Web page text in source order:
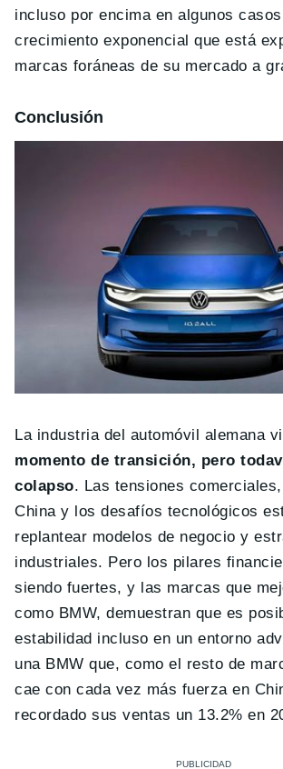
incluso por encima en algunos
crecimiento exponencial que está
marcas foráneas de su mercado a
Conclusión
La industria del automóvil alemana
momento de transición, pero
colapso. Las tensiones
China y los desafíos tecnológicos
replantear modelos de negocio y
industriales. Pero los pilares
siendo fuertes, y las marcas que
como BMW, demuestran que es
estabilidad incluso en un entorno
una BMW que, como el resto de
cae con cada vez más fuerza en
recordado sus ventas un 13.2% en